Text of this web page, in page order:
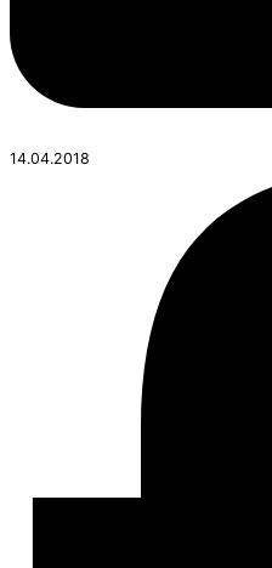
14.04.2018